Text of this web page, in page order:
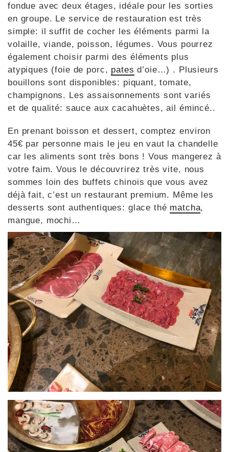
fondue avec deux étages, idéale pour les sorties
en groupe. Le service de restauration est très
simple: il suffit de cocher les éléments parmi la
volaille, viande, poisson, légumes. Vous pourrez
également choisir parmi des éléments plus
atypiques (foie de porc, pates d’oie…) . Plusieurs
bouillons sont disponibles: piquant, tomate,
champignons. Les assaisonnements sont variés
et de qualité: sauce aux cacahuètes, ail émincé..
En prenant boisson et dessert, comptez environ
45€ par personne mais le jeu en vaut la chandelle
car les aliments sont très bons ! Vous mangerez à
votre faim. Vous le découvrirez très vite, nous
sommes loin des buffets chinois que vous avez
déjà fait, c’est un restaurant premium. Même les
desserts sont authentiques: glace thé matcha,
mangue, mochi…